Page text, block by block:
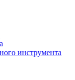
инструмента